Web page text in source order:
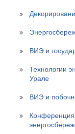
ВИЭ и
Технологии
Урале
ВИЭ и